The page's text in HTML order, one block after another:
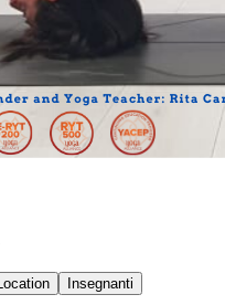
Location Insegnanti